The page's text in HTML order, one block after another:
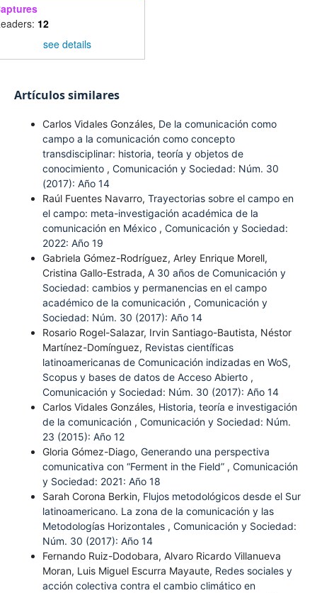
12
see details
Artículos similares
Carlos Vidales Gonzáles, De la comunicación como
campo a la comunicación como concepto
transdisciplinar: historia, teoría y objetos de
conocimiento , Comunicación y Sociedad: Núm. 30
(2017): Año 14
Raúl Fuentes Navarro, Trayectorias sobre el campo en
el campo: meta-investigación académica de la
comunicación en México , Comunicación y Sociedad:
2022: Año 19
Gabriela Gómez-Rodríguez, Arley Enrique Morell,
Cristina Gallo-Estrada, A 30 años de Comunicación y
Sociedad: cambios y permanencias en el campo
académico de la comunicación , Comunicación y
Sociedad: Núm. 30 (2017): Año 14
Rosario Rogel-Salazar, Irvin Santiago-Bautista, Néstor
Martínez-Domínguez, Revistas científicas
latinoamericanas de Comunicación indizadas en WoS,
Scopus y bases de datos de Acceso Abierto ,
Comunicación y Sociedad: Núm. 30 (2017): Año 14
Carlos Vidales Gonzáles, Historia, teoría e investigación
de la comunicación , Comunicación y Sociedad: Núm.
23 (2015): Año 12
Gloria Gómez-Diago, Generando una perspectiva
comunicativa con “Ferment in the Field” , Comunicación
y Sociedad: 2021: Año 18
Sarah Corona Berkin, Flujos metodológicos desde el Sur
latinoamericano. La zona de la comunicación y las
Metodologías Horizontales , Comunicación y Sociedad:
Núm. 30 (2017): Año 14
Fernando Ruiz-Dodobara, Alvaro Ricardo Villanueva
Moran, Luis Miguel Escurra Mayaute, Redes sociales y
acción colectiva contra el cambio climático en